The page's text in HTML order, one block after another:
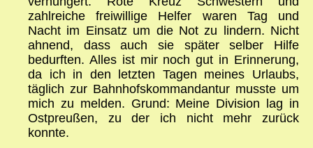
zahlreiche freiwillige Helfer waren Tag und
Nacht im Einsatz um die Not zu lindern. Nicht
ahnend, dass auch sie später selber Hilfe
bedurften. Alles ist mir noch gut in Erinnerung,
da ich in den letzten Tagen meines Urlaubs,
täglich zur Bahnhofskommandantur musste um
mich zu melden. Grund: Meine Division lag in
Ostpreußen, zu der ich nicht mehr zurück
konnte.